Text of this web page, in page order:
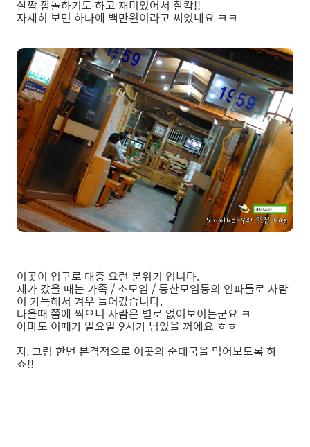
살짝 깜놀하기도 하고 재미있어서 찰칵!!
자세히 보면 하나에 백만원이라고 써있네요 ㅋㅋ
이곳이 입구로 대충 요런 분위기 입니다.
제가 갔을 때는 가족 / 소모임 / 등산모임등의 인파들로 사람
이 가득해서 겨우 들어갔습니다.
나올때 쯤에 찍으니 사람은 별로 없어보이는군요 ㅋ
아마도 이때가 일요일 9시가 넘었을 꺼에요 ㅎㅎ
자, 그럼 한번 본격적으로 이곳의 순대국을 먹어보도록 하
죠!!